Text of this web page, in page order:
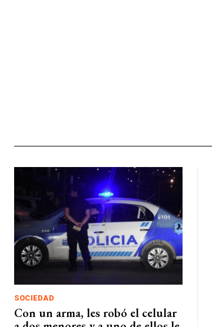
SOCIEDAD
Con un arma, les robó el celular